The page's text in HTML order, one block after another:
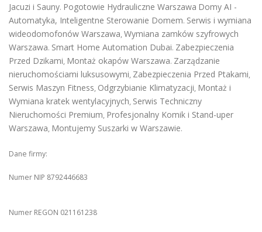
Jacuzi i Sauny. Pogotowie Hydrauliczne Warszawa Domy AI -
Automatyka, Inteligentne Sterowanie Domem. Serwis i wymiana
wideodomofonów Warszawa, Wymiana zamków szyfrowych
Warszawa. Smart Home Automation Dubai. Zabezpieczenia
Przed Dzikami, Montaż okapów Warszawa. Zarządzanie
nieruchomościami luksusowymi, Zabezpieczenia Przed Ptakami,
Serwis Maszyn Fitness, Odgrzybianie Klimatyzacji, Montaż i
Wymiana kratek wentylacyjnych, Serwis Techniczny
Nieruchomości Premium, Profesjonalny Komik i Stand-uper
Warszawa, Montujemy Suszarki w Warszawie.
Dane firmy:
Numer NIP 8792446683
Numer REGON 021161238